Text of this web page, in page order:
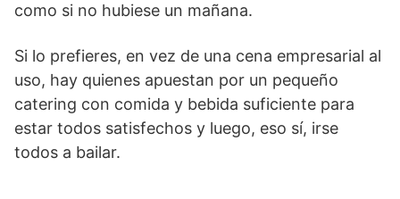
como si no hubiese un mañana.
Si lo prefieres, en vez de una cena empresarial al
uso, hay quienes apuestan por un pequeño
catering con comida y bebida suficiente para
estar todos satisfechos y luego, eso sí, irse
todos a bailar.